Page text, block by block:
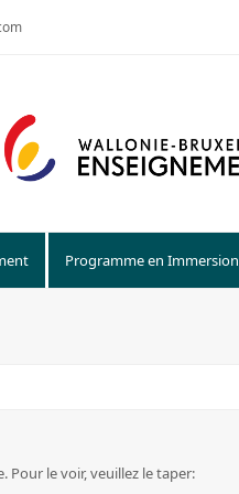
Programme en Immersion
Pour le voir, veuillez le taper: